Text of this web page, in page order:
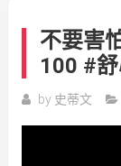
不要害
100 #
by 史蒂文